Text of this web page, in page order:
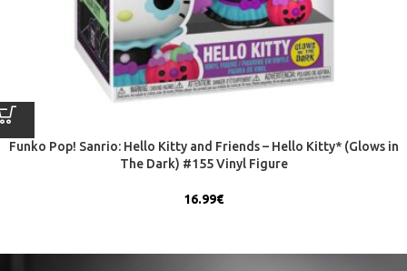
Funko Pop! Sanrio: Hello Kitty and Friends – Hello Kitty* (Glows in
The Dark) #155 Vinyl Figure
16.99€